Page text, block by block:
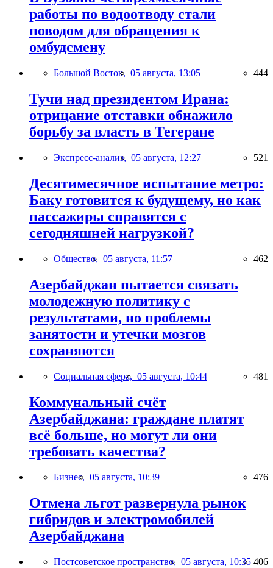
работы по водоотводу стали
поводом для обращения к
омбудсмену
Большой Восток, 05 августа, 13:05 444
Тучи над президентом Ирана:
отрицание отставки обнажило
борьбу за власть в Тегеране
Экспресс-анализ, 05 августа, 12:27 521
Десятимесячное испытание метро:
Баку готовится к будущему, но как
пассажиры справятся с
сегодняшней нагрузкой?
Общество, 05 августа, 11:57 462
Азербайджан пытается связать
молодежную политику с
результатами, но проблемы
занятости и утечки мозгов
сохраняются
Социальная сфера, 05 августа, 10:44 481
Коммунальный счёт
Азербайджана: граждане платят
всё больше, но могут ли они
требовать качества?
Бизнес, 05 августа, 10:39 476
Отмена льгот развернула рынок
гибридов и электромобилей
Азербайджана
Постсоветское пространство, 05 августа, 10:35 406